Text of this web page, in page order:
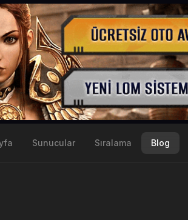
Sunucular Sıralama Blog